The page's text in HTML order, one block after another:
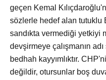
geçen Kemal
sözlerle hedef alan tutuklu
sandıkta vermediği yetkiyi
devşirmeye çalışmanın
bedhah kayyımlıktır.
değildir, otursunlar boş